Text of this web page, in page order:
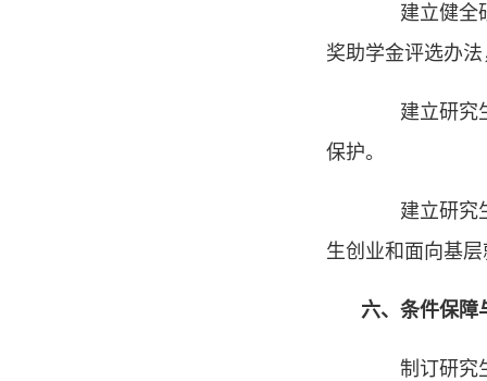
建立健全研
奖助学金评选办
建立研究生
保护。
建立研究生
生创业和面向基
六、条件保障
制订研究生